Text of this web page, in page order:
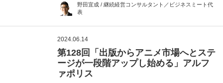
野田宜成 / 継続経営コンサルタント／ビジネスミート代
表
2024.06.14
第128回「出版からアニメ市場へとステ
ージが一段階アップし始める」アルフ
ァポリス